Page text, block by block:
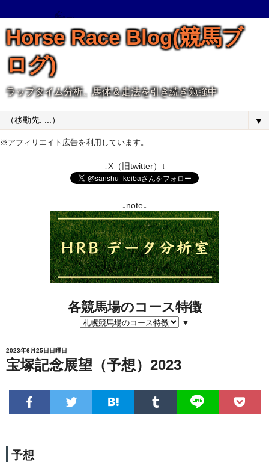
Horse Race Blog(競馬ブ
ログ)
ラップタイム分析、馬体＆走法を引き続き勉強中
▼
※アフィリエイト広告を利用しています。
↓X（旧twitter）↓
↓note↓
各競馬場のコース特徴
▼
2023年6月25日日曜日
宝塚記念展望（予想）2023
予想